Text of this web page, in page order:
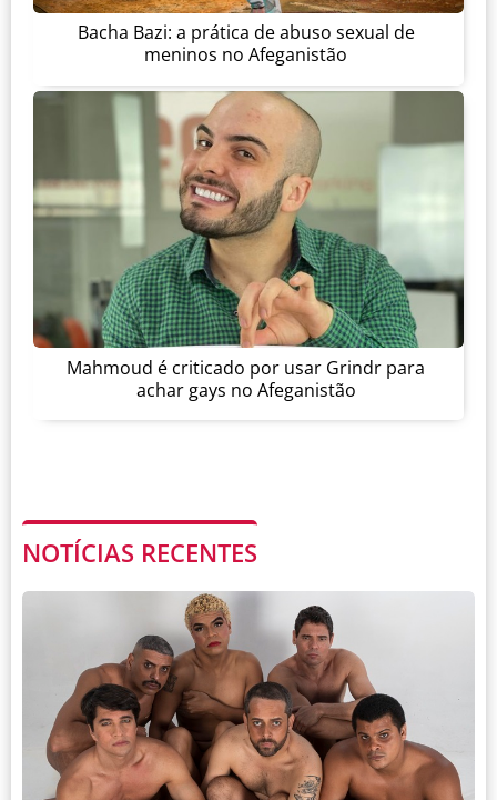
Bacha Bazi: a prática de abuso sexual de
meninos no Afeganistão
Mahmoud é criticado por usar Grindr para
achar gays no Afeganistão
NOTÍCIAS RECENTES